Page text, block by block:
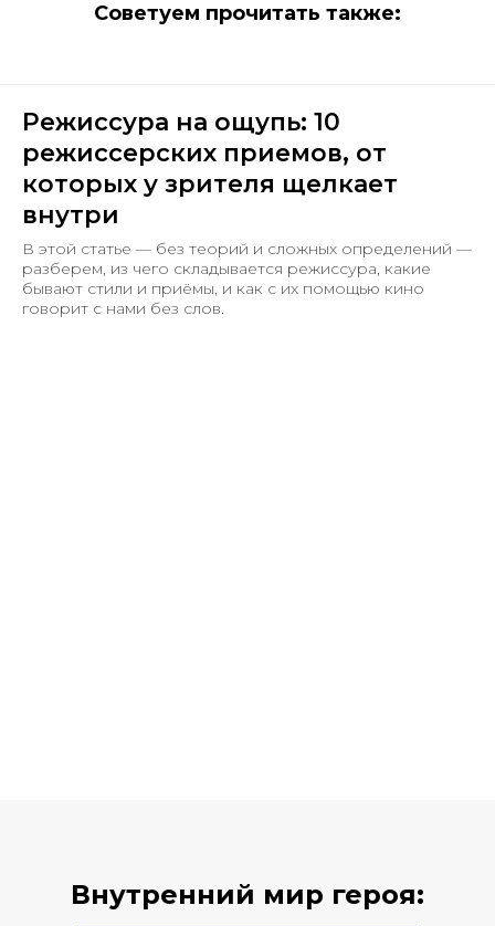
Советуем прочитать также:
Режиссура на ощупь: 10
режиссерских приемов, от
которых у зрителя щелкает
внутри
В этой статье — без теорий и сложных определений —
разберем, из чего складывается режиссура, какие
бывают стили и приёмы, и как с их помощью кино
говорит с нами без слов.
Внутренний мир героя: